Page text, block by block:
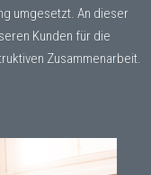
umgesetzt. An dieser
Kunden für die
Zusammenarbeit.